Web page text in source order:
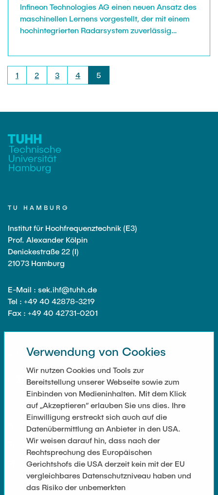
Infineon Technologies AG einen neuen Ansatz des
maschinellen Lernens vorgestellt, der mit einem
hochintegrierten Radarsystem zuverlässig
1 2 3 4 5
TU HAMBURG
Institut für Hochfrequenztechnik (E3)
Prof. Alexander Kölpin
Denickestraße 22 (I)
21073 Hamburg
E-Mail : sek.ihf@tuhh.de
Tel : +49 40 42878-3219
Fax : +49 40 42731-0201
SOZIALE NETZWERKE
WEITERFÜHRENDE LINKS
Datenschutz
Impressum
Verwendung von Cookies
Wir nutzen Cookies und Tools zur
Bereitstellung unserer Webseite sowie zum
Einbinden von Medieninhalten. Mit dem Klick
auf „Akzeptieren“ erlauben Sie uns dies. Ihre
Einwilligung erstreckt sich auch auf die
Datenübermittlung an Anbieter in den USA.
Wir weisen darauf hin, dass nach der
Rechtsprechung des Europäischen
Gerichtshofs die USA derzeit kein mit der EU
vergleichbares Datenschutzniveau haben und
das Risiko der unbemerkten